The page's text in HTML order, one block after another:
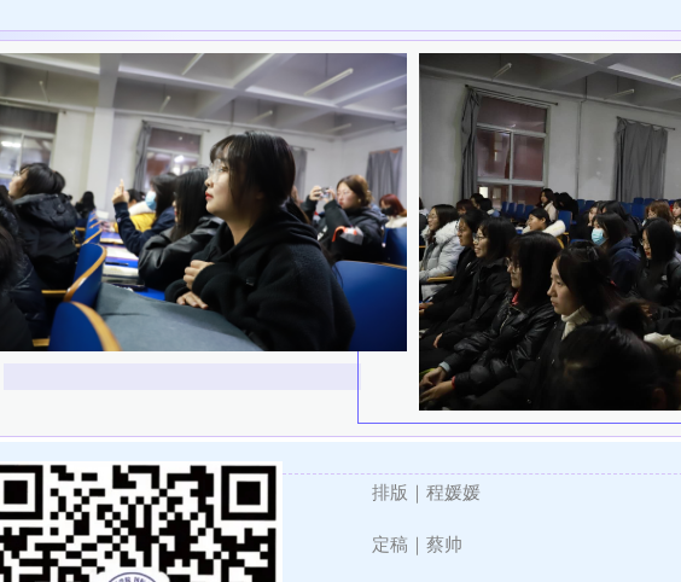
排版｜程媛媛
定稿｜蔡帅